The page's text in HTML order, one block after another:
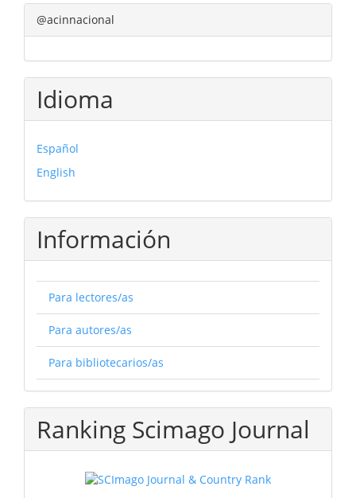
@acinnacional
Idioma
Español
English
Información
Para lectores/as
Para autores/as
Para bibliotecarios/as
Ranking Scimago Journal